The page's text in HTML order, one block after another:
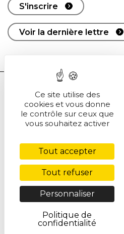
S'inscrire
Voir la dernière lettre
Cookies
© Société Chimique de
Ce site utilise des
cookies et vous donne
le contrôle sur ceux que
vous souhaitez activer
Tout accepter
Tout refuser
Personnaliser
Politique de
confidentialité